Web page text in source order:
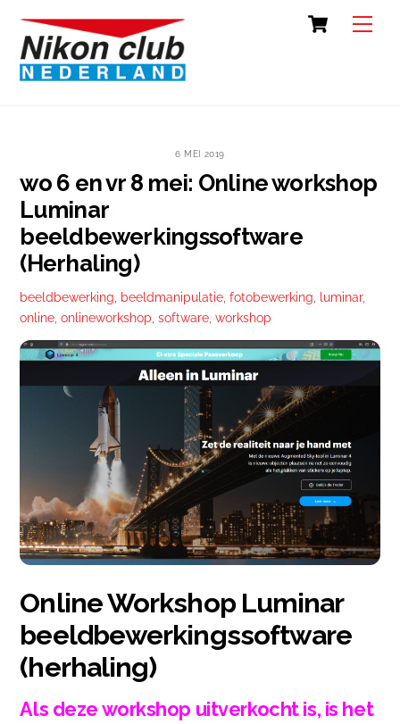
content
Cart
6 MEI 2019
wo 6 en vr 8 mei: Online workshop
Luminar
beeldbewerkingssoftware
(Herhaling)
beeldbewerking beeldmanipulatie ,fotobewerking luminar,
online ,onlineworkshop ,software ,workshop
Online Workshop Luminar
beeldbewerkingssoftware
(herhaling)
Als deze workshop uitverkocht is, is het